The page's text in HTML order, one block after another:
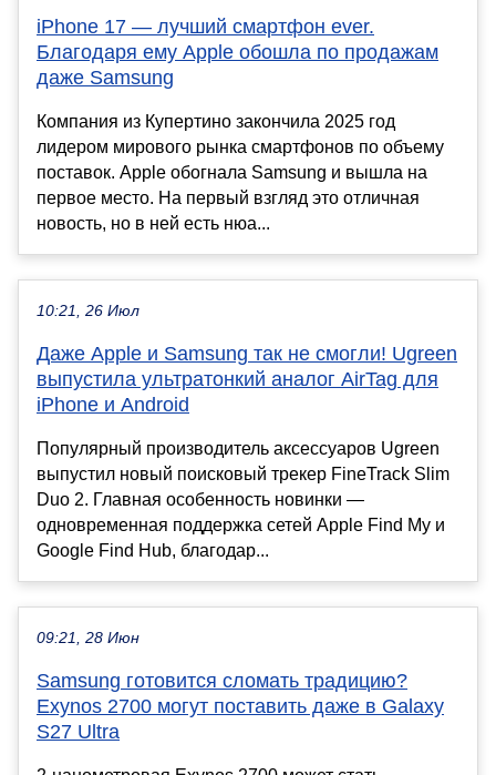
iPhone 17 — лучший смартфон ever.
Благодаря ему Apple обошла по продажам
даже Samsung
Компания из Купертино закончила 2025 год
лидером мирового рынка смартфонов по объему
поставок. Apple обогнала Samsung и вышла на
первое место. На первый взгляд это отличная
новость, но в ней есть нюа...
10:21, 26 Июл
Даже Apple и Samsung так не смогли! Ugreen
выпустила ультратонкий аналог AirTag для
iPhone и Android
Популярный производитель аксессуаров Ugreen
выпустил новый поисковый трекер FineTrack Slim
Duo 2. Главная особенность новинки —
одновременная поддержка сетей Apple Find My и
Google Find Hub, благодар...
09:21, 28 Июн
Samsung готовится сломать традицию?
Exynos 2700 могут поставить даже в Galaxy
S27 Ultra